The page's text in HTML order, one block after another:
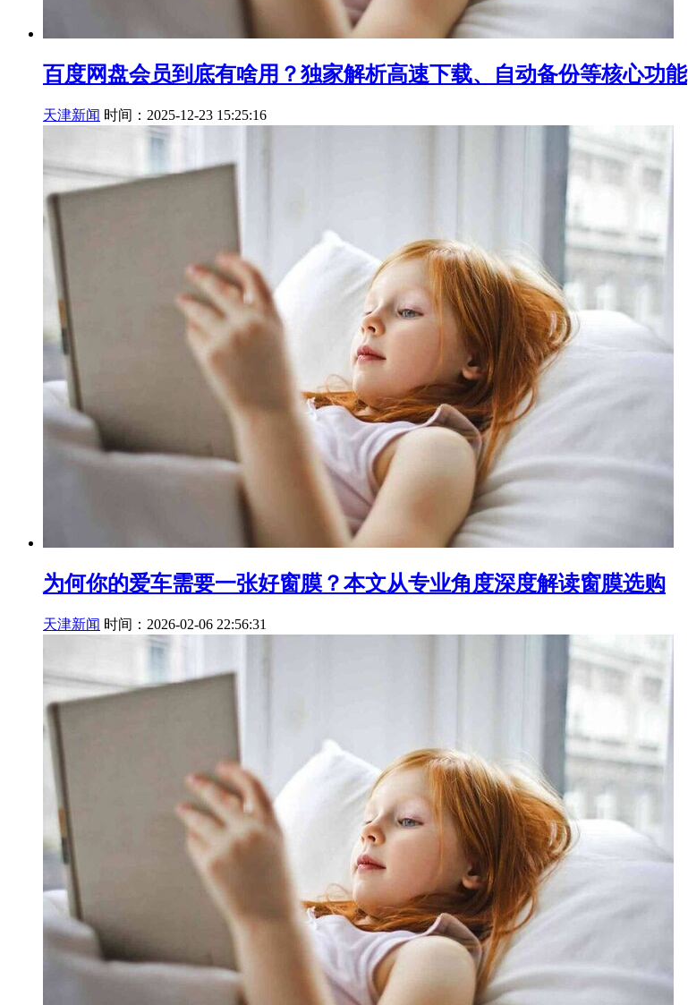
百度网盘会员到底有啥用？独家解析高速下载、自动备份等核心功能
天津新闻 时间：2025-12-23 15:25:16
为何你的爱车需要一张好窗膜？本文从专业角度深度解读窗膜选购
天津新闻 时间：2026-02-06 22:56:31